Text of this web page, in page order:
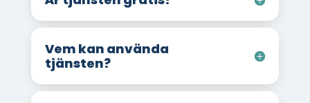
Vem kan använda
tjänsten?